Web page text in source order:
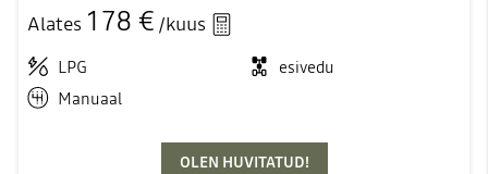
Alates 178 € /kuus
LPG
esivedu
Manuaal
OLEN HUVITATUD!